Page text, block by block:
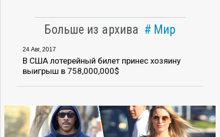
Больше из архива Мир
24 Авг, 2017
В США лотерейный билет принес хозяину
выигрыш в 758,000,000$